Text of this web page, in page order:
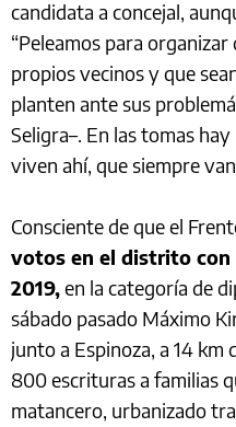
candidata a concejal,
“Peleamos para
propios vecinos y que
planten ante sus
Seligra–. En las tomas
viven ahí, que siempre
Consciente de que el
votos en el distrito con
2019,en la categoría de
sábado pasado Máximo
junto a Espinoza, a 14 km
800 escrituras a familias
matancero, urbanizado